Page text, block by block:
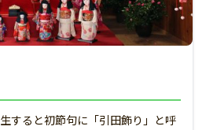
すると初節句に「引田飾り」と呼